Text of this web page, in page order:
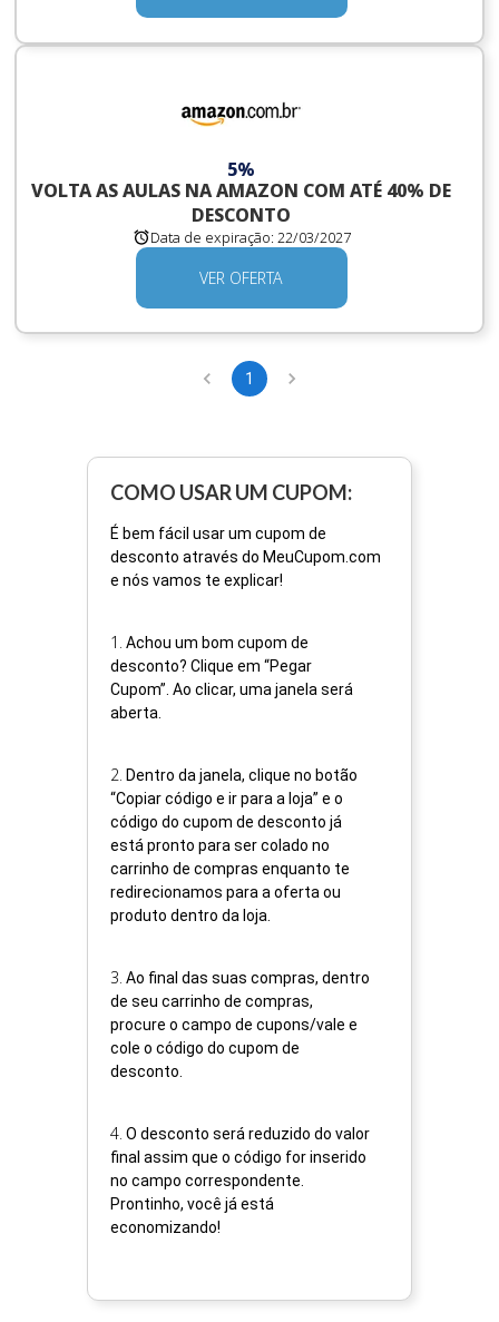
5%
VOLTA AS AULAS NA AMAZON COM ATÉ 40% DE
DESCONTO
Data de expiração: 22/03/2027
VER OFERTA
1
COMO USAR UM CUPOM:
É bem fácil usar um cupom de
desconto através do MeuCupom.com
e nós vamos te explicar!
1 . Achou um bom cupom de
desconto? Clique em “Pegar
Cupom”. Ao clicar, uma janela será
aberta.
2. Dentro da janela, clique no botão
“Copiar código e ir para a loja” e o
código do cupom de desconto já
está pronto para ser colado no
carrinho de compras enquanto te
redirecionamos para a oferta ou
produto dentro da loja.
3. Ao final das suas compras, dentro
de seu carrinho de compras,
procure o campo de cupons/vale e
cole o código do cupom de
desconto.
4. O desconto será reduzido do valor
final assim que o código for inserido
no campo correspondente.
Prontinho, você já está
economizando!